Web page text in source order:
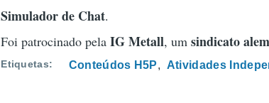
Chat
Simulador de Chat.
Foi patrocinado pelaIG Metall, umsindicato
Etiquetas Conteúdos H5P Atividades